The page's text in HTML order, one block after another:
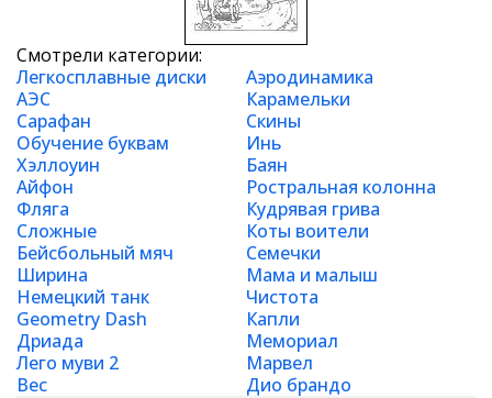
Смотрели категории:
Легкосплавные диски
Аэродинамика
АЭС
Карамельки
Сарафан
Скины
Обучение буквам
Инь
Хэллоуин
Баян
Айфон
Ростральная колонна
Фляга
Кудрявая грива
Сложные
Коты воители
Бейсбольный мяч
Семечки
Ширина
Мама и малыш
Немецкий танк
Чистота
Geometry Dash
Капли
Дриада
Мемориал
Лего муви 2
Марвел
Вес
Дио брандо